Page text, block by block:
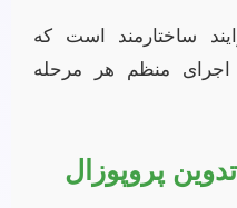
ساختارمند است که
اجرای منظم هر مرحله